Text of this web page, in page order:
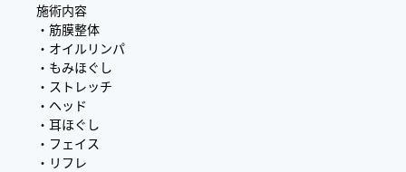
施術内容
・筋膜整体
・オイルリンパ
・もみほぐし
・ストレッチ
・ヘッド
・耳ほぐし
・フェイス
・リフレ